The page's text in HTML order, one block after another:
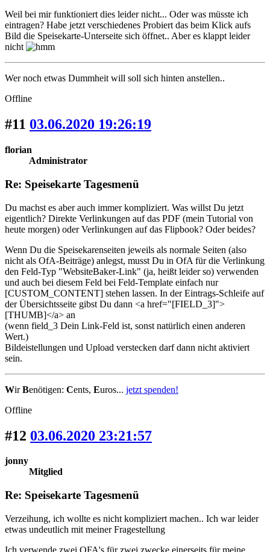
Weil bei mir funktioniert dies leider nicht... Oder was müsste ich
eintragen? Habe jetzt verschiedenes Probiert das beim Klick aufs
Bild die Speisekarte-Unterseite sich öffnet.. Aber es klappt leider
nicht
Wer noch etwas Dummheit will soll sich hinten anstellen..
Offline
#11 03.06.2020 19:26:19
florian
Administrator
Re: Speisekarte Tagesmenü
Du machst es aber auch immer kompliziert. Was willst Du jetzt
eigentlich? Direkte Verlinkungen auf das PDF (mein Tutorial von
heute morgen) oder Verlinkungen auf das Flipbook? Oder beides?
Wenn Du die Speisekarenseiten jeweils als normale Seiten (also
nicht als OfA-Beiträge) anlegst, musst Du in OfA für die Verlinkung
den Feld-Typ "WebsiteBaker-Link" (ja, heißt leider so) verwenden
und auch bei diesem Feld bei Feld-Template einfach nur
[CUSTOM_CONTENT] stehen lassen. In der Eintrags-Schleife auf
der Übersichtsseite gibst Du dann <a href="[FIELD_3]">
[THUMB]</a> an
(wenn field_3 Dein Link-Feld ist, sonst natürlich einen anderen
Wert.)
Bildeistellungen und Upload verstecken darf dann nicht aktiviert
sein.
WirBenötigen: Cents, Euros... jetzt spenden!
Offline
#12 03.06.2020 23:21:57
jonny
Mitglied
Re: Speisekarte Tagesmenü
Verzeihung, ich wollte es nicht kompliziert machen.. Ich war leider
etwas undeutlich mit meiner Fragestellung
Ich verwende zwei OFA's für zwei zwecke einerseits für meine